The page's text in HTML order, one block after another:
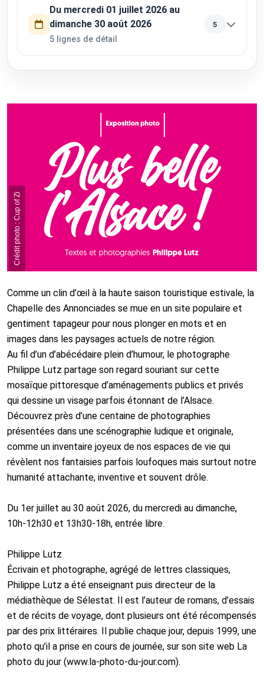
Du mercredi 01 juillet 2026 au
dimanche 30 août 2026
5 lignes de détail
5
Crédit photo : Cup of Zi
Comme un clin d’œil à la haute saison touristique estivale, la
Chapelle des Annonciades se mue en un site populaire et
gentiment tapageur pour nous plonger en mots et en
images dans les paysages actuels de notre région.
Au fil d’un d’abécédaire plein d’humour, le photographe
Philippe Lutz partage son regard souriant sur cette
mosaïque pittoresque d’aménagements publics et privés
qui dessine un visage parfois étonnant de l’Alsace.
Découvrez près d’une centaine de photographies
présentées dans une scénographie ludique et originale,
comme un inventaire joyeux de nos espaces de vie qui
révèlent nos fantaisies parfois loufoques mais surtout notre
humanité attachante, inventive et souvent drôle.
Du 1er juillet au 30 août 2026, du mercredi au dimanche,
10h-12h30 et 13h30-18h, entrée libre.
Philippe Lutz
Écrivain et photographe, agrégé de lettres classiques,
Philippe Lutz a été enseignant puis directeur de la
médiathèque de Sélestat. Il est l’auteur de romans, d’essais
et de récits de voyage, dont plusieurs ont été récompensés
par des prix littéraires. Il publie chaque jour, depuis 1999, une
photo qu’il a prise en cours de journée, sur son site web La
photo du jour (www.la-photo-du-jour.com).